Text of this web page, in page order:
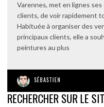
Varennes, met en lignes
clients, de voir rapidement
Habituée à organiser des
principaux clients, elle a
peintures au plus
SÉBASTIEN
RECHERCHER SUR LE